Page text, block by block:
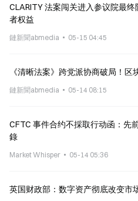
CLARITY 法案闯关进入参议院最
者权益
鏈新聞abmedia 05-15 04:45
《清晰法案》跨党派协商破局！
鏈新聞abmedia 05-14 08:15
CFTC 事件合约不採取行动函：先
錄
Market Whisper 05-14 05:36
英国财政部：数字资产彻底改变市